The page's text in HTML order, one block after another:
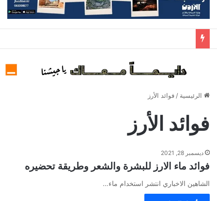
الرئيسية / فوائد الأرز
فوائد الأرز
ديسمبر 28, 2021
فوائد ماء الارز للبشرة والشعر وطريقة تحضيره
الشاهين الاخباري انتشر استخدام ماء…